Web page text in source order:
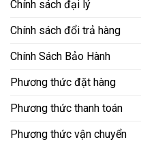
Chính sách đại lý
Chính sách đổi trả hàng
Chính Sách Bảo Hành
Phương thức đặt hàng
Phương thức thanh toán
Phương thức vận chuyển